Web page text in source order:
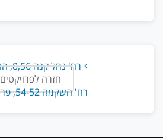
רח' נחל קנה 8,56, הוד השרון
חזרה לפרויקטים
רח' ‏השקמה 54-52,‏ ‏פרדסיה